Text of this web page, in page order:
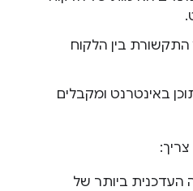
התקשורת בין הלקוח
באינטרנט ומקבלים
העדכנית ביותר של